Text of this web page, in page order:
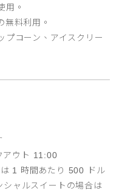
用。
無料利用。
プコーン、アイスクリー
アウト 11:00
1 時間あたり 500 ドル
ャルスイートの場合は